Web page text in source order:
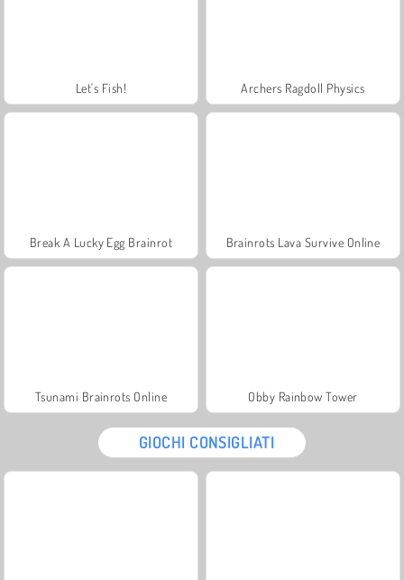
Let's Fish! Archers Ragdoll Physics
Break A Lucky Egg Brainrot Brainrots Lava Survive Online
Tsunami Brainrots Online Obby Rainbow Tower
GIOCHI CONSIGLIATI